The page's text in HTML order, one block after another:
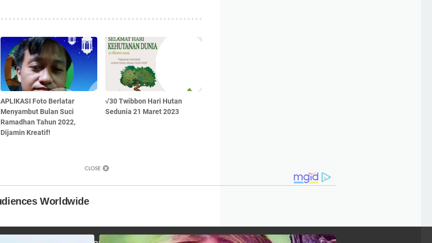
APLIKASI Foto Berlatar
Menyambut Bulan Suci
Ramadhan Tahun 2022,
Dijamin Kreatif!
√30 Twibbon Hari Hutan
Sedunia 21 Maret 2023